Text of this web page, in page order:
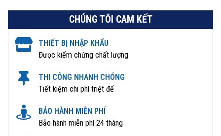
CHÚNG TÔI CAM KẾT
THIẾT BỊ NHẬP KHẨU
Được kiểm chứng chất lượng
THI CÔNG NHANH CHÓNG
Tiết kiệm chi phí triệt để
BẢO HÀNH MIỄN PHÍ
Bảo hành miễn phí 24 tháng